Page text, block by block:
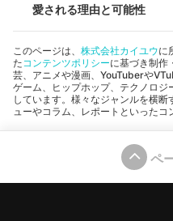
愛される理由と可能性
このページは、 株式会社カイユウに
た コンテンツポリシーに基づき制作
芸、アニメや漫画、YouTuberや
ゲーム、ヒップホップ、テクノロ
しています。様々なジャンルを横
ューやコラム、レポートといったコ
ペ